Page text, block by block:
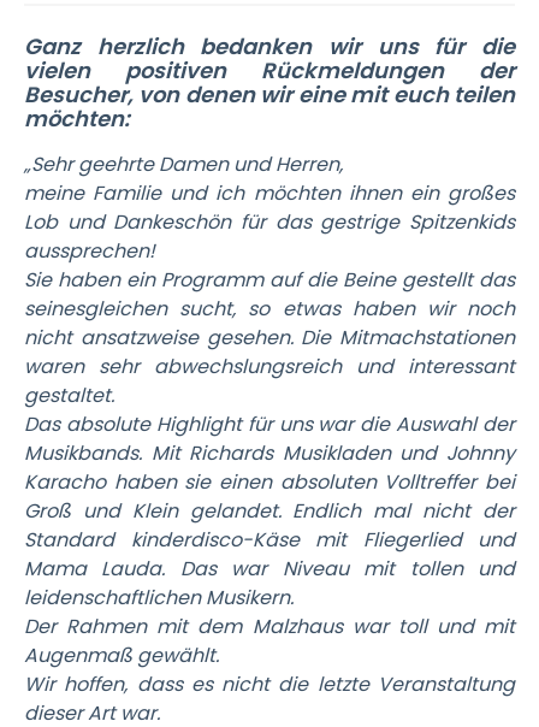
Ganz herzlich bedanken wir uns für die
vielen positiven Rückmeldungen der
Besucher, von denen wir eine mit euch teilen
möchten:
„Sehr geehrte Damen und Herren,
meine Familie und ich möchten ihnen ein großes
Lob und Dankeschön für das gestrige Spitzenkids
aussprechen!
Sie haben ein Programm auf die Beine gestellt das
seinesgleichen sucht, so etwas haben wir noch
nicht ansatzweise gesehen. Die Mitmachstationen
waren sehr abwechslungsreich und interessant
gestaltet.
Das absolute Highlight für uns war die Auswahl der
Musikbands. Mit Richards Musikladen und Johnny
Karacho haben sie einen absoluten Volltreffer bei
Groß und Klein gelandet. Endlich mal nicht der
Standard kinderdisco-Käse mit Fliegerlied und
Mama Lauda. Das war Niveau mit tollen und
leidenschaftlichen Musikern.
Der Rahmen mit dem Malzhaus war toll und mit
Augenmaß gewählt.
Wir hoffen, dass es nicht die letzte Veranstaltung
dieser Art war.